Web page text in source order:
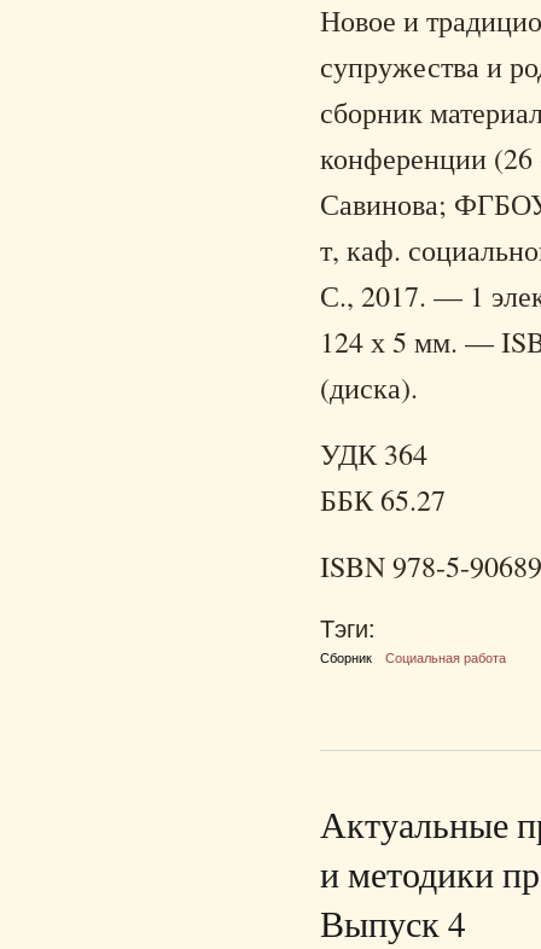
Новое и
супружества и
сборник
конференции
Савинова;
т, каф.
С., 2017. — 1
124 х 5 мм. —
(диска).
УДК 364
ББК 65.27
ISBN 978-5-
Тэги:
Сборник Социальная работа
Актуальные
и методики
Выпуск 4